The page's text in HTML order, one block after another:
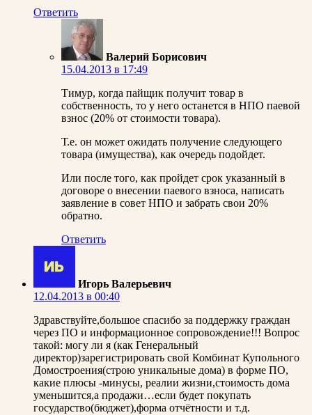
Ответить
Валерий Борисович
15.04.2013 в 17:49
Тимур, когда пайщик получит товар в
собственность, то у него останется в НПО паевой
взнос (20% от стоимости товара).
Т.е. он может ожидать получение следующего
товара (имущества), как очередь подойдет.
Или после того, как пройдет срок указанный в
договоре о внесении паевого взноса, написать
заявление в совет НПО и забрать свои 20%
обратно.
Ответить
Игорь Валерьевич
12.04.2013 в 00:40
Здравствуйте,большое спасибо за поддержку граждан
через ПО и информационное сопровождение!!! Вопрос
такой: могу ли я (как Генеральный
директор)зарегистрировать свой Комбинат Купольного
Домостроения(строю уникальные дома) в форме ПО,
какие плюсы -минусы, реалии жизни,стоимость дома
уменьшится,а продажи…если будет покупать
государство(бюджет),форма отчётности и т.д.